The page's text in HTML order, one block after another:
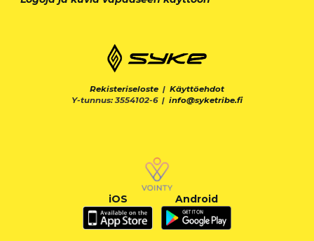
Rekisteriseloste | Käyttöehdot
Y-tunnus: 3554102-6 | info@syketribe.fi
iOS Android